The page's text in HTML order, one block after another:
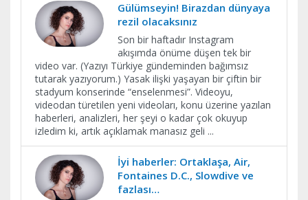
Gülümseyin! Birazdan dünyaya
rezil olacaksınız
Son bir haftadır Instagram
akışımda önüme düşen tek bir
video var. (Yazıyı Türkiye gündeminden bağımsız
tutarak yazıyorum.) Yasak ilişki yaşayan bir çiftin bir
stadyum konserinde “enselenmesi”. Videoyu,
videodan türetilen yeni videoları, konu üzerine yazılan
haberleri, analizleri, her şeyi o kadar çok okuyup
izledim ki, artık açıklamak manasız geli ...
İyi haberler: Ortaklaşa, Air,
Fontaines D.C., Slowdive ve
fazlası…